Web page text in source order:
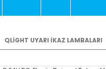
QLİGHT UYARI İKAZ LAMBALARI